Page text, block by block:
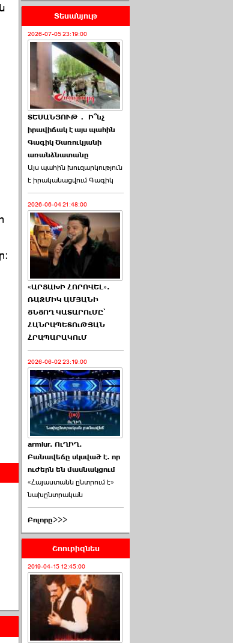
Տեսանյութ
2026-07-05 23:19:00
ՏԵՍԱՆՅՈՒԹ․ Ի՞նչ
իրավիճակ է այս պահին
Գագիկ Ծառուկյանի
առանձնատանը
Այս պահին խուզարկություն
է իրականացվում Գագիկ
2026-06-04 21:48:00
«ԱՐՑԱԽԻ ՀՈՐՈՎԵԼ».
ՌԱԶՄԻԿ ԱՄՅԱՆԻ
ՑՆՑՈՂ ԿԱՏԱՐՈւՄԸ՝
ՀԱՆՐԱՊԵՏՈւԹՅԱՆ
ՀՐԱՊԱՐԱԿՈւՄ
2026-06-02 23:19:00
armlur. ՈւՂԻՂ.
Բանավեճը սկսված է. որ
ուժերն են մասնակցում
«Հայաստանն ընտրում է»
նախընտրական
Բոլորը>>>
Շոուբիզնես
2019-04-15 12:45:00